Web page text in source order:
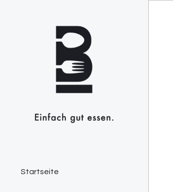
Startseite